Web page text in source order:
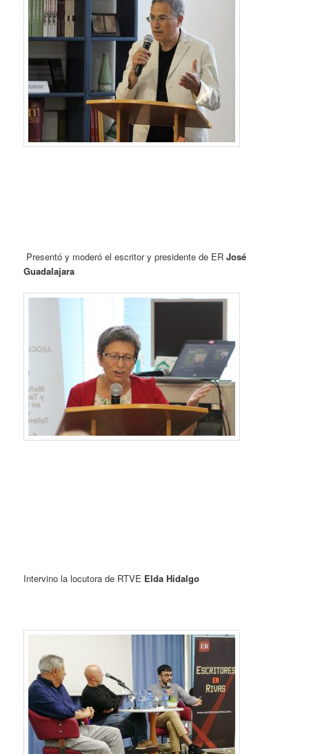
Presentó y moderó el escritor y presidente de ERJosé
Guadalajara
Intervino la locutora de RTVE Elda Hidalgo